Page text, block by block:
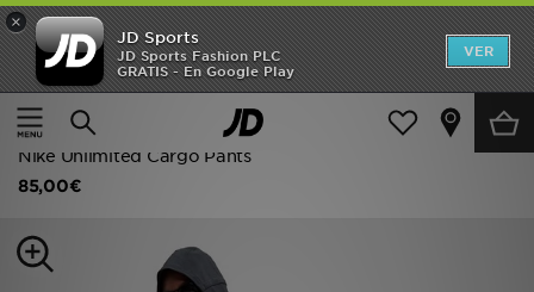
×
JD Sports
JD Sports Fashion PLC
GRATIS - En Google Play
VER
Página principal
Hombre
Ropa de hombre
Nike Unlimited Cargo Pants
85,00€
Hombre
Mujer
Niños
Estilo